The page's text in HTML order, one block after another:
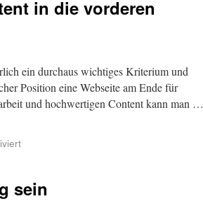
in die vorderen
ein durchaus wichtiges Kriterium und
Position eine Webseite am Ende für
und hochwertigen Content kann man …
sein